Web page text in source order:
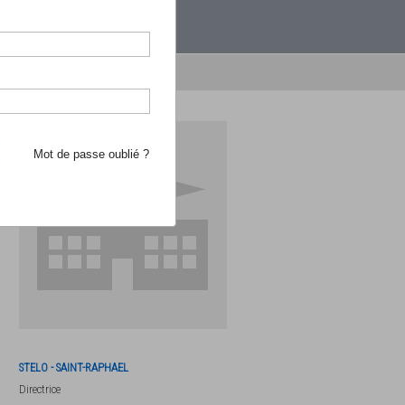
recherche d'école
STELO - SAINT-RAPHAEL
Directrice
Mot de passe oublié ?